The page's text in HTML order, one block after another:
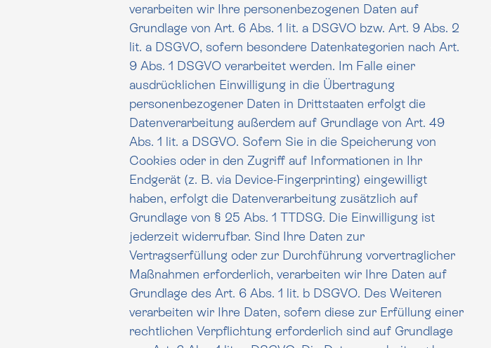
verarbeiten wir Ihre personenbezogenen Daten auf
Grundlage von Art. 6 Abs. 1 lit. a DSGVO bzw. Art. 9 Abs. 2
lit. a DSGVO, sofern besondere Datenkategorien nach Art.
9 Abs. 1 DSGVO verarbeitet werden. Im Falle einer
ausdrücklichen Einwilligung in die Übertragung
personenbezogener Daten in Drittstaaten erfolgt die
Datenverarbeitung außerdem auf Grundlage von Art. 49
Abs. 1 lit. a DSGVO. Sofern Sie in die Speicherung von
Cookies oder in den Zugriff auf Informationen in Ihr
Endgerät (z. B. via Device-Fingerprinting) eingewilligt
haben, erfolgt die Datenverarbeitung zusätzlich auf
Grundlage von § 25 Abs. 1 TTDSG. Die Einwilligung ist
jederzeit widerrufbar. Sind Ihre Daten zur
Vertragserfüllung oder zur Durchführung vorvertraglicher
Maßnahmen erforderlich, verarbeiten wir Ihre Daten auf
Grundlage des Art. 6 Abs. 1 lit. b DSGVO. Des Weiteren
verarbeiten wir Ihre Daten, sofern diese zur Erfüllung einer
rechtlichen Verpflichtung erforderlich sind auf Grundlage